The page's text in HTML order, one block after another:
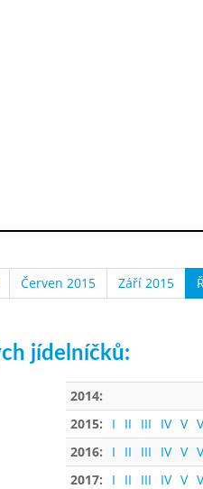
Červen 2015 Září 2015
jídelníčků:
2014:
2015:
I II III IV V
2016:
I II III IV V
2017:
I II III IV V